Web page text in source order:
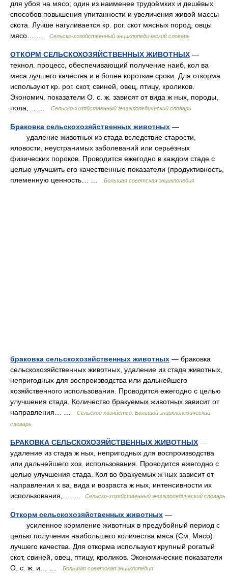
для убоя на мясо; один из наименее трудоёмких и дешёвых
способов повышения упитанности и увеличения живой массы
скота. Лучше нагуливается кр. рог. скот мясных пород, овцы
мясо… …
Сельско-хозяйственный энциклопедический словарь
ОТКОРМ СЕЛЬСКОХОЗЯЙСТВЕННЫХ ЖИВОТНЫХ —
технол. процесс, обеспечивающий получение наиб, кол ва
мяса лучшего качества и в более короткие сроки. Для откорма
используют кр. рог. скот, свиней, овец, птицу, кроликов.
Экономич. показатели О. с. ж. зависят от вида ж ных, породы,
пола,… …
Сельско-хозяйственный энциклопедический словарь
Браковка сельскохозяйственных животных —
удаление животных из стада вследствие старости,
яловости, неустранимых заболеваний или серьёзных
физических пороков. Проводится ежегодно в каждом стаде с
целью улучшить его качественные показатели (продуктивность,
племенную ценность… …
Большая советская энциклопедия
браковка сельскохозяйственных животных — браковка
сельскохозяйственных животных, удаление из стада животных,
непригодных для воспроизводства или дальнейшего
хозяйственного использования. Проводится ежегодно с целью
улучшения стада. Количество бракуемых животных зависит от
направления… …
Сельское хозяйство. Большой энциклопедический
словарь
БРАКОВКА СЕЛЬСКОХОЗЯЙСТВЕННЫХ ЖИВОТНЫХ —
удаление из стада ж ных, непригодных для воспроизводства
или дальнейшего хоз. использования. Проводится ежегодно с
целью улучшения стада. Кол во бракуемых ж ных зависит от
направления х ва, вида и возраста ж ных, интенсивности их
использования,… …
Сельско-хозяйственный энциклопедический словарь
Откорм сельскохозяйственных животных —
усиленное кормление животных в предубойный период с
целью получения наибольшего количества мяса (См. Мясо)
лучшего качества. Для откорма используют крупный рогатый
скот, свиней, овец, птицу, кроликов. Экономические показатели
О. с. ж. и… …
Большая советская энциклопедия